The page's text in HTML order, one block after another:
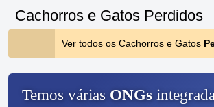
Cachorros e Gatos Perdidos
Ver todos os Cachorros e Gatos
Temos várias ONGs